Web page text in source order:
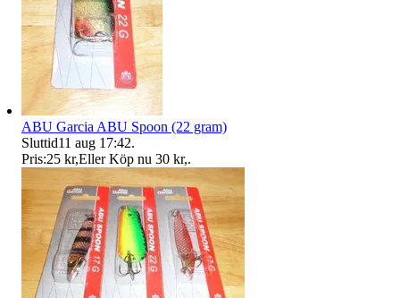
ABU Garcia ABU Spoon (22 gram)
Sluttid11 aug 17:42.
Pris:25 kr,Eller Köp nu 30 kr,.